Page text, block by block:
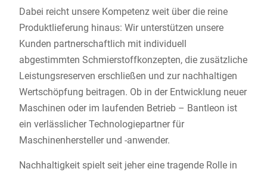
Dabei reicht unsere Kompetenz weit über die reine
Produktlieferung hinaus: Wir unterstützen unsere
Kunden partnerschaftlich mit individuell
abgestimmten Schmierstoffkonzepten, die zusätzliche
Leistungsreserven erschließen und zur nachhaltigen
Wertschöpfung beitragen. Ob in der Entwicklung neuer
Maschinen oder im laufenden Betrieb – Bantleon ist
ein verlässlicher Technologiepartner für
Maschinenhersteller und -anwender.
Nachhaltigkeit spielt seit jeher eine tragende Rolle in